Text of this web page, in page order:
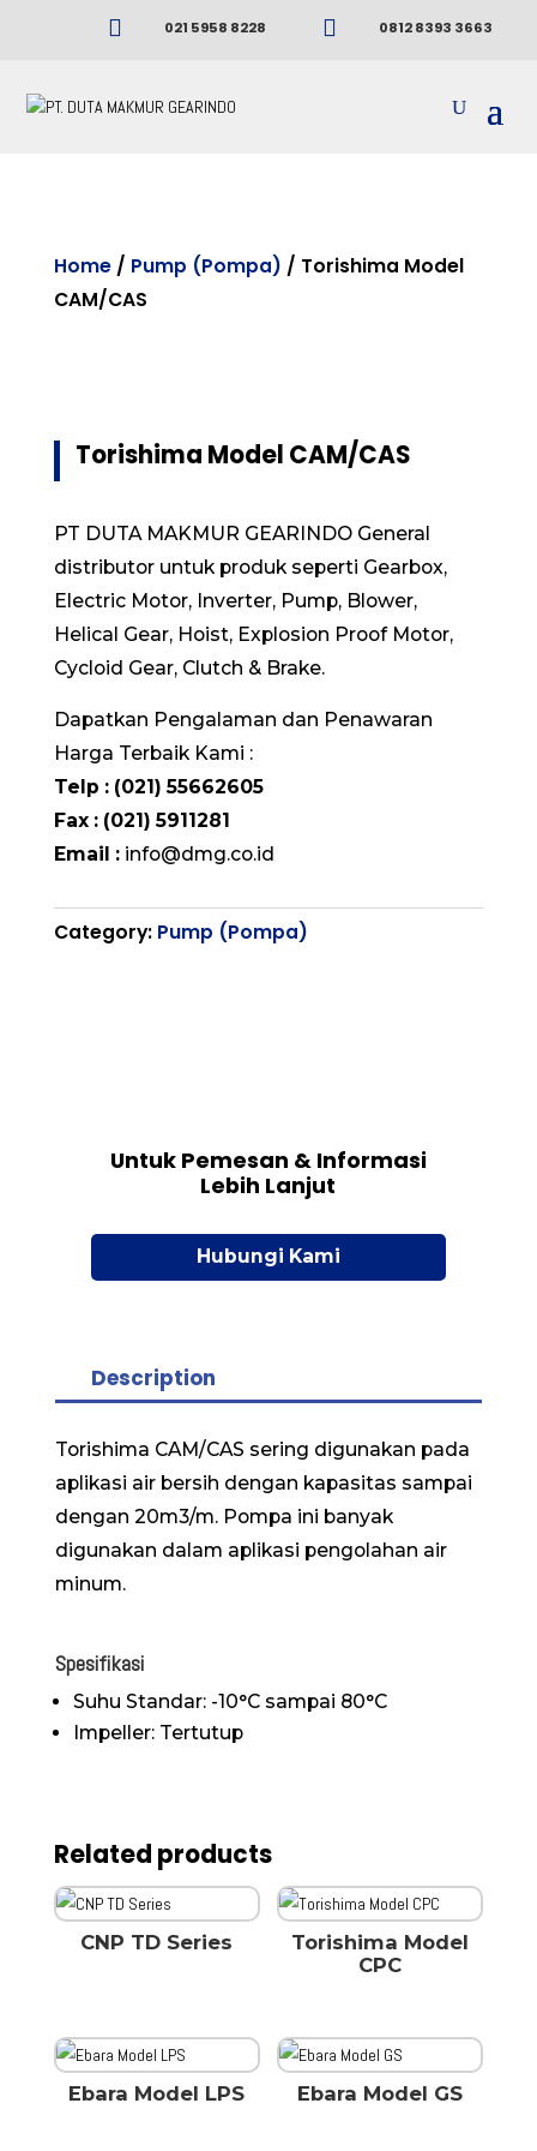
 021 5958 8228  0812 8393 3663
Home/ Pump (Pompa) / Torishima Model
CAM/CAS
Torishima Model CAM/CAS
PT DUTA MAKMUR GEARINDO General
distributor untuk produk seperti Gearbox,
Electric Motor, Inverter, Pump, Blower,
Helical Gear, Hoist, Explosion Proof Motor,
Cycloid Gear, Clutch & Brake.
Dapatkan Pengalaman dan Penawaran
Harga Terbaik Kami :
Telp : (021) 55662605
Fax : (021) 5911281
Email : info@dmg.co.id
Category: Pump (Pompa)
Untuk Pemesan & Informasi
Lebih Lanjut
Hubungi Kami
Description
Torishima CAM/CAS sering digunakan pada
aplikasi air bersih dengan kapasitas sampai
dengan 20m3/m. Pompa ini banyak
digunakan dalam aplikasi pengolahan air
minum.
Spesifikasi
Suhu Standar: -10°C sampai 80°C
Impeller: Tertutup
Related products
CNP TD Series
Torishima Model
CPC
Ebara Model LPS Ebara Model GS